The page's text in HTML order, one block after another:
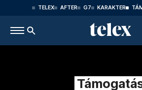
TELEX AFTER G7 KARAKTER